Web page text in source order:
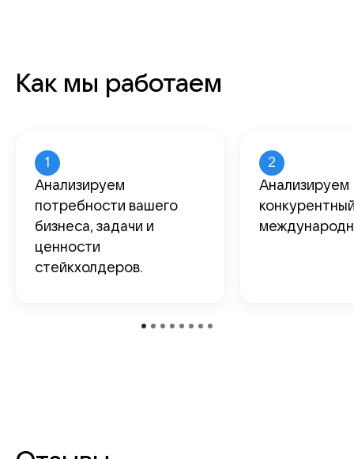
Как мы работаем
1
Анализируем
потребности вашего
бизнеса, задачи и
ценности
стейкхолдеров.
2
Анализируем